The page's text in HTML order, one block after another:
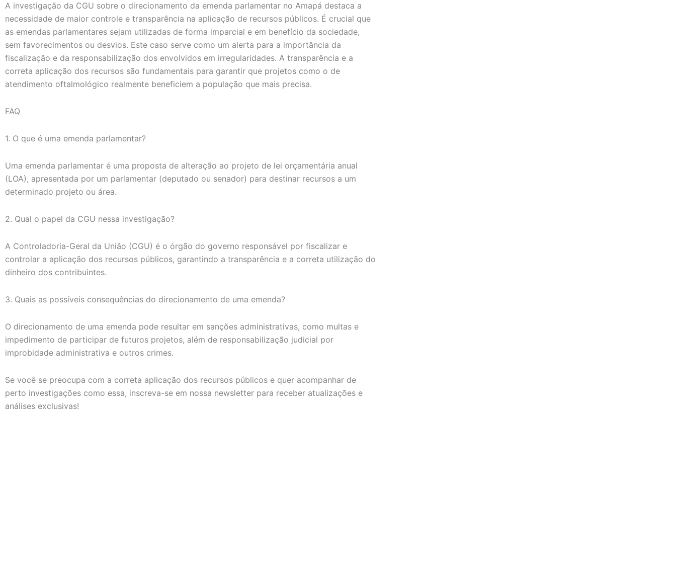
A investigação da CGU sobre o direcionamento da emenda parlamentar no Amapá destaca a
necessidade de maior controle e transparência na aplicação de recursos públicos. É crucial que
as emendas parlamentares sejam utilizadas de forma imparcial e em benefício da sociedade,
sem favorecimentos ou desvios. Este caso serve como um alerta para a importância da
fiscalização e da responsabilização dos envolvidos em irregularidades. A transparência e a
correta aplicação dos recursos são fundamentais para garantir que projetos como o de
atendimento oftalmológico realmente beneficiem a população que mais precisa.
FAQ
1. O que é uma emenda parlamentar?
Uma emenda parlamentar é uma proposta de alteração ao projeto de lei orçamentária anual
(LOA), apresentada por um parlamentar (deputado ou senador) para destinar recursos a um
determinado projeto ou área.
2. Qual o papel da CGU nessa investigação?
A Controladoria-Geral da União (CGU) é o órgão do governo responsável por fiscalizar e
controlar a aplicação dos recursos públicos, garantindo a transparência e a correta utilização do
dinheiro dos contribuintes.
3. Quais as possíveis consequências do direcionamento de uma emenda?
O direcionamento de uma emenda pode resultar em sanções administrativas, como multas e
impedimento de participar de futuros projetos, além de responsabilização judicial por
improbidade administrativa e outros crimes.
Se você se preocupa com a correta aplicação dos recursos públicos e quer acompanhar de
perto investigações como essa, inscreva-se em nossa newsletter para receber atualizações e
análises exclusivas!